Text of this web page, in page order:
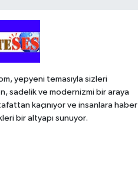
yepyeni temasıyla sizleri
sadelik ve modernizmi bir araya
kaçınıyor ve insanlara haber
bir altyapı sunuyor.